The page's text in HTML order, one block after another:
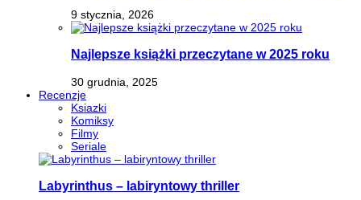
9 stycznia, 2026
Najlepsze książki przeczytane w 2025 roku
30 grudnia, 2025
Recenzje
Ksiazki
Komiksy
Filmy
Seriale
Labyrinthus – labiryntowy thriller